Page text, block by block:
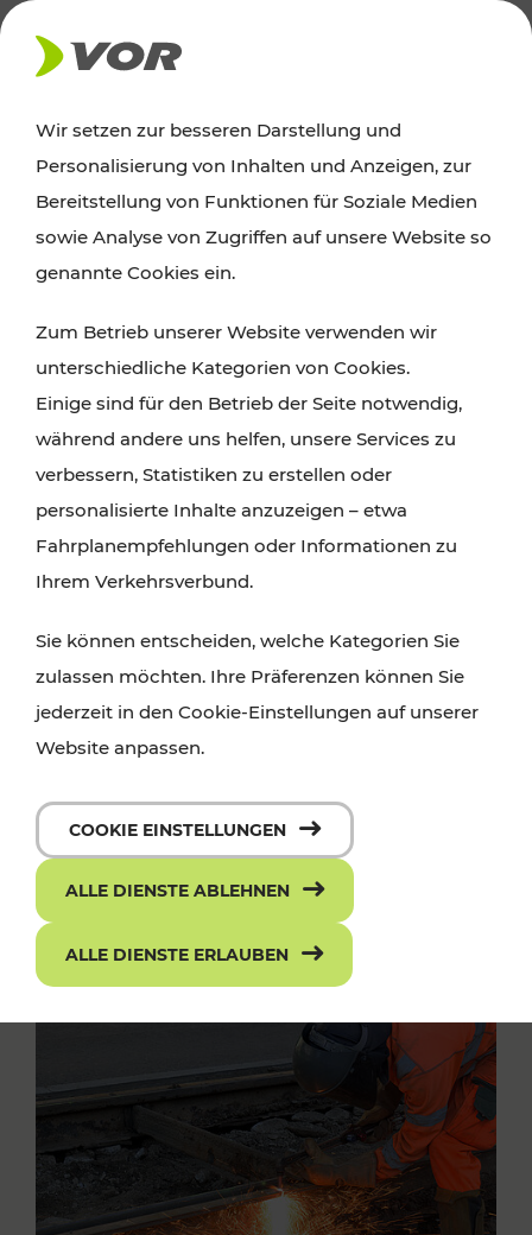
AKTUELLES
News
Alle wichtigen Meldungen zu Fahrplanänderungen,
finden Sie hier im Überblick.
Wir setzen zur besseren Darstellung und
Personalisierung von Inhalten und Anzeigen, zur
Bereitstellung von Funktionen für Soziale Medien
sowie Analyse von Zugriffen auf unsere Website so
genannte Cookies ein.
Zum Betrieb unserer Website verwenden wir
unterschiedliche Kategorien von Cookies.
Einige sind für den Betrieb der Seite notwendig,
während andere uns helfen, unsere Services zu
verbessern, Statistiken zu erstellen oder
personalisierte Inhalte anzuzeigen – etwa
Fahrplanempfehlungen oder Informationen zu
Ihrem Verkehrsverbund.
Sie können entscheiden, welche Kategorien Sie
zulassen möchten. Ihre Präferenzen können Sie
jederzeit in den Cookie-Einstellungen auf unserer
Website anpassen.
COOKIE EINSTELLUNGEN
ALLE DIENSTE ABLEHNEN
ALLE DIENSTE ERLAUBEN